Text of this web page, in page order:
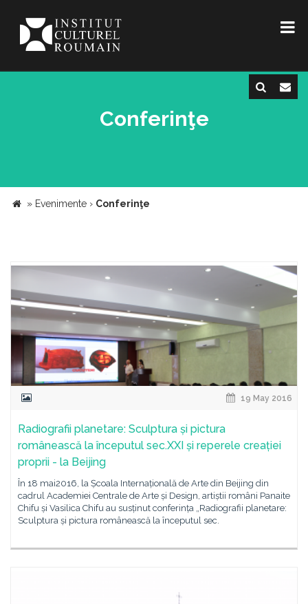
Conferinţe
» Evenimente › Conferinţe
19 May 2016
Radiografii planetare: Sculptura și pictura
românească la începutul sec.XXI și reperele creației
proprii - la Beijing
În 18 mai2016, la Școala Internațională de Arte din Beijing din
cadrul Academiei Centrale de Arte și Design, artiștii români Panaite
Chifu și Vasilica Chifu au susținut conferința „Radiografii planetare:
Sculptura și pictura românească la începutul sec.